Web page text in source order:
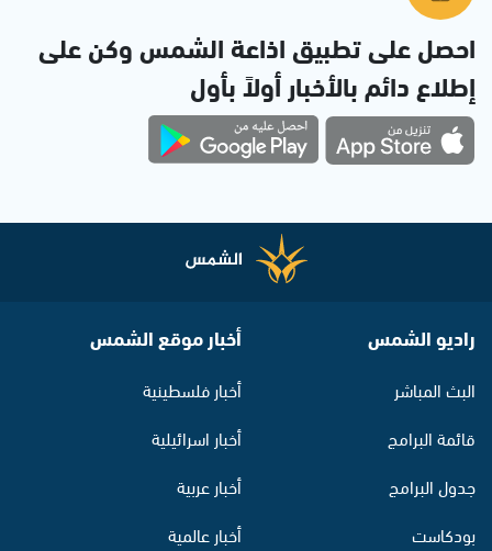
احصل على تطبيق اذاعة الشمس وكن على
إطلاع دائم بالأخبار أولاً بأول
راديو الشمس
البث المباشر
قائمة البرامج
جدول البرامج
بودكاست
أخبار موقع الشمس
أخبار فلسطينية
أخبار اسرائيلية
أخبار عربية
أخبار عالمية